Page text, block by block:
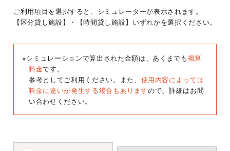
ご利用項目を選択すると、シミュレーターが表示されます。
【区分貸し施設】・【時間貸し施設】いずれかを選択ください。
※シミュレーションで算出された金額は、あくまでも概算
料金です。
参考としてご利用ください。また、 使用内容によっては
料金に違いが発生する場合もありますので、詳細はお問
い合わせください。